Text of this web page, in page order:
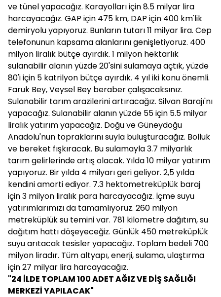
ve tünel yapacağız. Karayolları için 8.5 milyar lira
harcayacağız. GAP için 475 km, DAP için 400 km'lik
demiryolu yapıyoruz. Bunların tutarı 11 milyar lira. Cep
telefonunun kapsama alanlarını genişletiyoruz. 400
milyon liralık bütçe ayırdık. 1 milyon hektarlık
sulanabilir alanın yüzde 20'sini sulamaya açtık, yüzde
80'i için 5 katrilyon bütçe ayırdık. 4 yıl iki konu önemli.
Faruk Bey, Veysel Bey beraber çalışacaksınız.
Sulanabilir tarım arazilerini artıracağız. Silvan Barajı'nı
yapacağız. Sulanabilir alanın yüzde 55 için 5.5 milyar
liralık yatırım yapacağız. Doğu ve Güneydoğu
Anadolu'nun topraklarını suyla buluşturacağız. Bolluk
ve bereket fışkıracak. Bu sulamayla 3.7 milyarlık
tarım gelirlerinde artış olacak. Yılda 10 milyar yatırım
yapıyoruz. Bir yılda 4 milyarı geri geliyor. 2,5 yılda
kendini amorti ediyor. 7.3 hektometreküplük baraj
için 3 milyon liralık para harcayacağız. İçme suyu
yatırımlarımızı da tamamlıyoruz. 260 milyon
metreküplük su temini var. 781 kilometre dağıtım, su
dağıtım hattı döşeyeceğiz. Günlük 450 metreküplük
suyu arıtacak tesisler yapacağız. Toplam bedeli 700
milyon liradır. Tüm altyapı, enerji, sulama, ulaştırma
için 27 milyar lira harcayacağız.
"24 İLDE TOPLAM 100 ADET AĞIZ VE DİŞ SAĞLIĞI
MERKEZİ YAPILACAK"